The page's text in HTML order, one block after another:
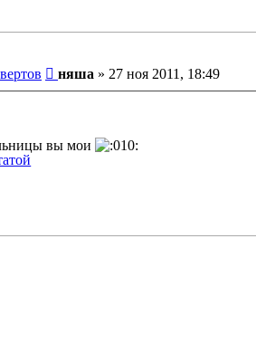
Сообщение
няша » 27 ноя 2011, 18:49
вы мои